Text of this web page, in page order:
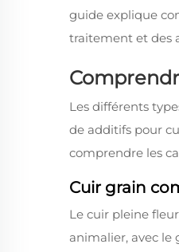
guide explique
traitement et des
Les différents
de additifs pour
comprendre les
Cuir grain
Le cuir pleine
animalier, avec le